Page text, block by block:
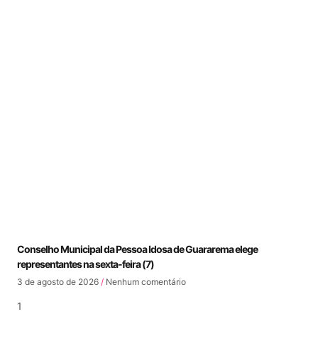
Conselho Municipal da Pessoa Idosa de Guararema elege
representantes na sexta-feira (7)
3 de agosto de 2026 Nenhum comentário